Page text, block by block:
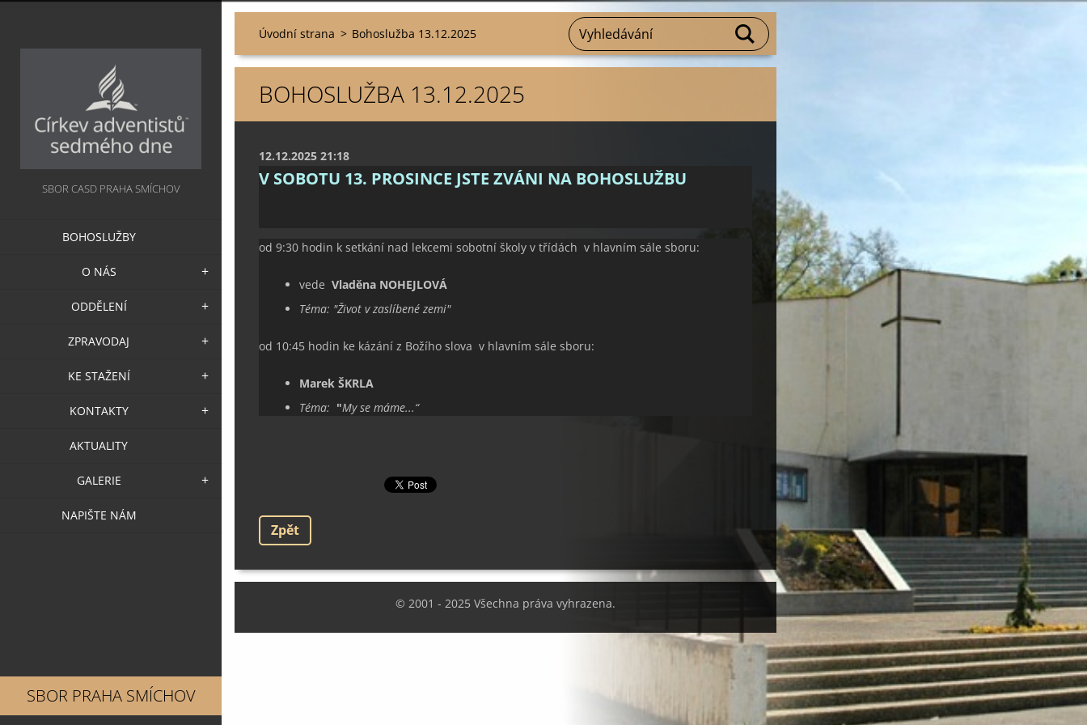
SBOR CASD PRAHA SMÍCHOV
BOHOSLUŽBY
O NÁS
ODDĚLENÍ
ZPRAVODAJ
KE STAŽENÍ
KONTAKTY
AKTUALITY
GALERIE
NAPIŠTE NÁM
SBOR PRAHA SMÍCHOV
Úvodní strana > Bohoslužba 13.12.2025
BOHOSLUŽBA 13.12.2025
12.12.2025 21:18
V SOBOTU 13. PROSINCE JSTE ZVÁNI NA BOHOSLUŽBU
od 9:30 hodin k setkání nad lekcemi sobotní školy v třídách v hlavním sále sboru:
vede Vladěna NOHEJLOVÁ
Téma: "Život v zaslíbené zemi"
od 10:45 hodin ke kázání z Božího slova v hlavním sále sboru:
Marek ŠKRLA
Téma: "My se máme...“
Zpět
© 2001 - 2025 Všechna práva vyhrazena.